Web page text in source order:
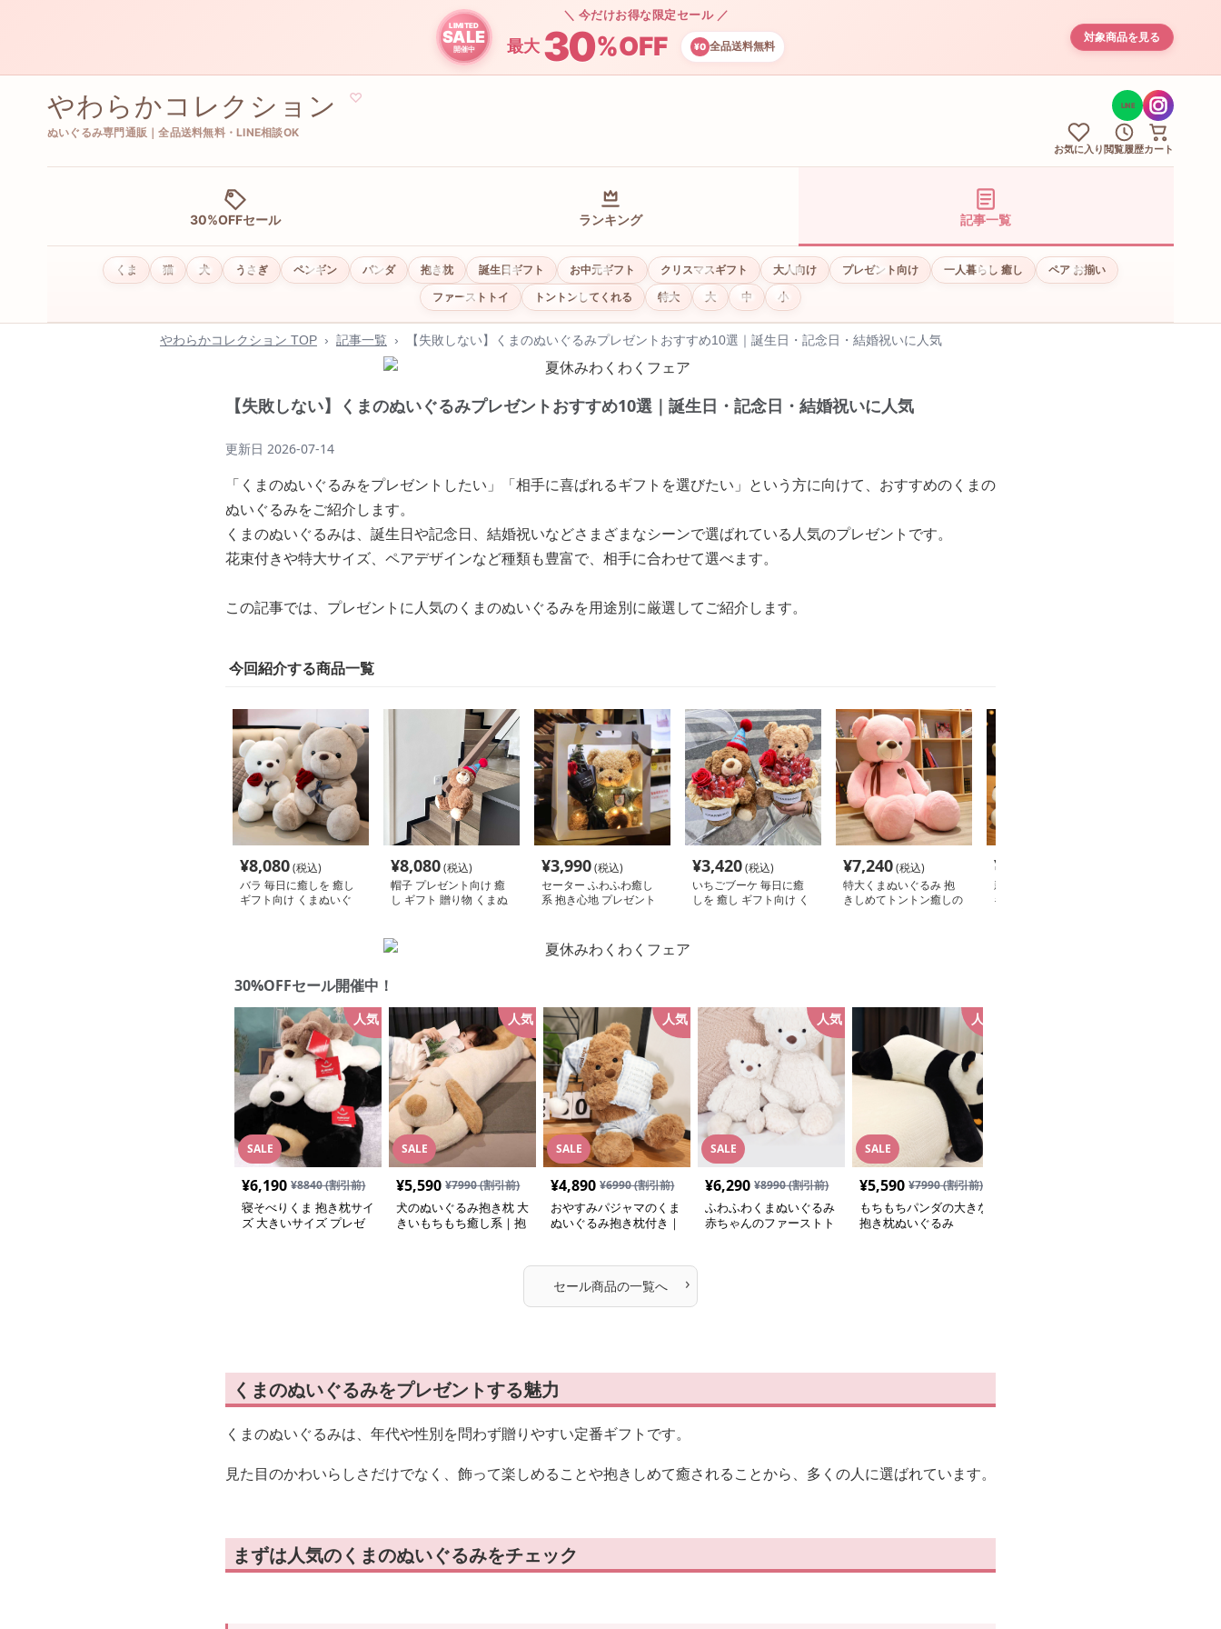
LIMITED
SALE
開催中
＼ 今だけお得な限定セール ／
最大 30%OFF ¥0 全品送料無料
対象商品を見る
やわらかコレクション ♡
ぬいぐるみ専門通販｜全品送料無料・LINE相談OK
LINE
お気に入り 閲覧履歴カート
30%OFFセール ランキング 記事一覧
くま 猫 犬 うさぎ ペンギン パンダ 抱き枕 誕生日ギフト お中元ギフト クリスマスギフト 大人向け プレゼント向け 一人暮らし 癒し
ペア お揃い
ファーストトイ
トントンしてくれる 特大 大 中 小
やわらかコレクション TOP › 記事一覧 › 【失敗しない】くまのぬいぐるみプレゼントおすすめ10選｜誕生日・記念日・結婚祝いに人気
【失敗しない】くまのぬいぐるみプレゼントおすすめ10選｜誕生日・記念日・結婚祝いに人気
更新日 2026-07-14
「くまのぬいぐるみをプレゼントしたい」「相手に喜ばれるギフトを選びたい」という方に向けて、おすすめのくまの
ぬいぐるみをご紹介します。
くまのぬいぐるみは、誕生日や記念日、結婚祝いなどさまざまなシーンで選ばれている人気のプレゼントです。
花束付きや特大サイズ、ペアデザインなど種類も豊富で、相手に合わせて選べます。
この記事では、プレゼントに人気のくまのぬいぐるみを用途別に厳選してご紹介します。
今回紹介する商品一覧
¥8,080(税込)
バラ 毎日に癒しを 癒し
ギフト向け くまぬいぐ
¥8,080(税込)
帽子 プレゼント向け 癒
し ギフト 贈り物 くまぬ
¥3,990(税込)
セーター ふわふわ癒し
系 抱き心地 プレゼント
¥3,420(税込)
いちごブーケ 毎日に癒
しを 癒し ギフト向け く
¥7,240(税込)
特大くまぬいぐるみ 抱
きしめてトントン癒しの
¥
新郎新婦 ウェディング
ギフト 結婚祝い プレゼ
30%OFFセール開催中！
SALE
人気
¥6,190 ¥8840(割引前)
寝そべりくま 抱き枕サイ
ズ 大きいサイズ プレゼ
SALE
人気
¥5,590 ¥7990(割引前)
犬のぬいぐるみ抱き枕 大
きいもちもち癒し系｜抱
SALE
人気
¥4,890 ¥6990(割引前)
おやすみパジャマのくま
ぬいぐるみ抱き枕付き｜
ギフト
SALE
人気
¥6,290 ¥8990(割引前)
ふわふわくまぬいぐるみ
赤ちゃんのファーストト
SALE
人気
¥5,590 ¥7990(割引前)
もちもちパンダの大きな
抱き枕ぬいぐるみ
セール商品の一覧へ ›
くまのぬいぐるみをプレゼントする魅力
くまのぬいぐるみは、年代や性別を問わず贈りやすい定番ギフトです。
見た目のかわいらしさだけでなく、飾って楽しめることや抱きしめて癒されることから、多くの人に選ばれています。
まずは人気のくまのぬいぐるみをチェック